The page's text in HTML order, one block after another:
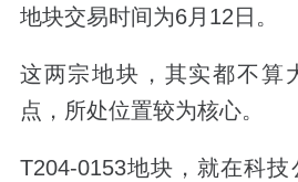
地块交易时间为6月 12 日。
这两宗地块，其实都不算
点，所处位置较为核心。
T204-0153地块，就在科技